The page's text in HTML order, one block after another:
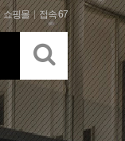
쇼핑몰 접속 67